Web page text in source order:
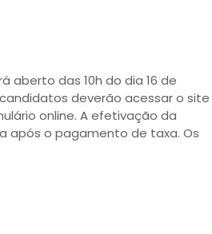
aberto das 10h do dia 16 de
deverão acessar o site
online. A efetivação da
após o pagamento de taxa. Os